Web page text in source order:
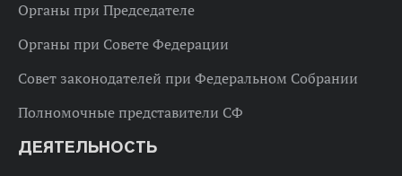
Органы при Председателе
Органы при Совете Федерации
Совет законодателей при Федеральном Собрании
Полномочные представители СФ
ДЕЯТЕЛЬНОСТЬ